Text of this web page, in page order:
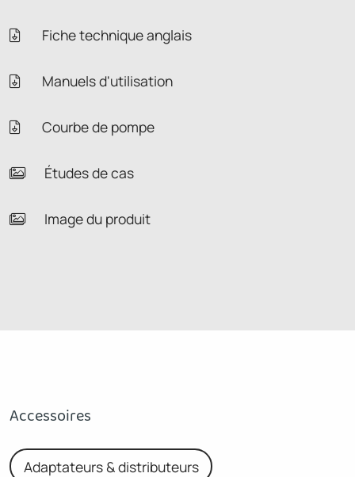
Fiche technique anglais
Manuels d'utilisation
Courbe de pompe
Études de cas
Image du produit
Accessoires
Adaptateurs & distributeurs